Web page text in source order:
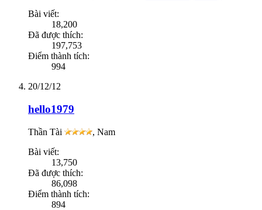
Bài viết:
18,200
Đã được thích:
197,753
Điểm thành tích:
994
20/12/12
hello1979
Thần Tài
, Nam
Bài viết:
13,750
Đã được thích:
86,098
Điểm thành tích:
894